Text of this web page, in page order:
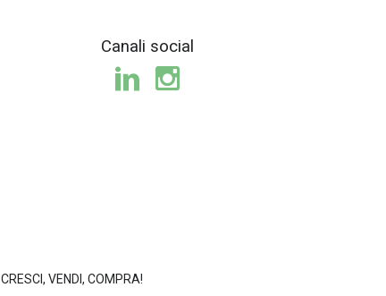
Canali social
CRESCI, VENDI, COMPRA!